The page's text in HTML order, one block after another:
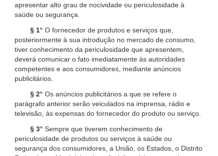
apresentar alto grau de nocividade ou periculosidade à
saúde ou segurança.
§ 1° O fornecedor de produtos e serviços que,
posteriormente à sua introdução no mercado de consumo,
tiver conhecimento da periculosidade que apresentem,
deverá comunicar o fato imediatamente às autoridades
competentes e aos consumidores, mediante anúncios
publicitários.
§ 2° Os anúncios publicitários a que se refere o
parágrafo anterior serão veiculados na imprensa, rádio e
televisão, às expensas do fornecedor do produto ou serviço.
§ 3° Sempre que tiverem conhecimento de
periculosidade de produtos ou serviços à saúde ou
segurança dos consumidores, a União, os Estados, o Distrito